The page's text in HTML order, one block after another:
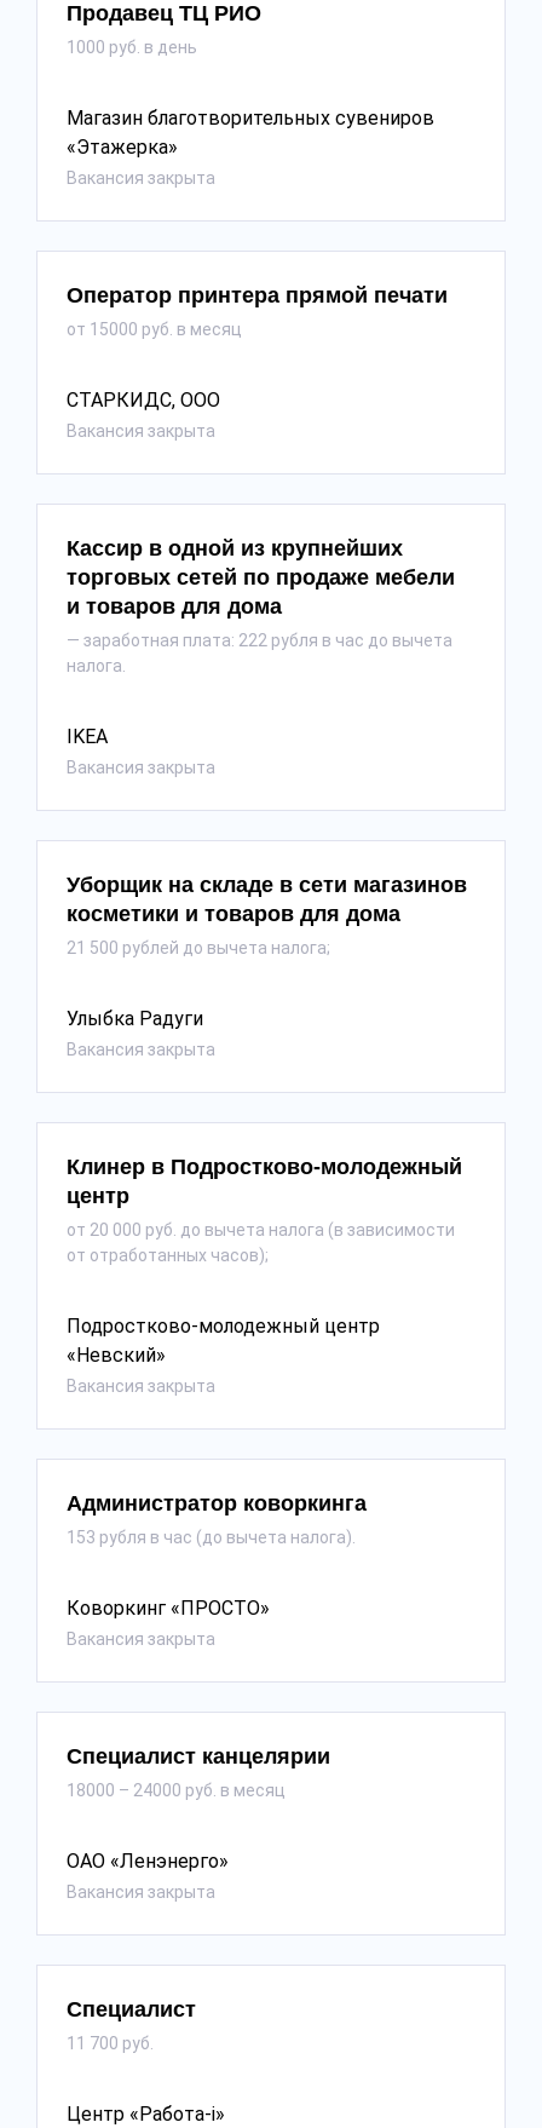
Продавец ТЦ РИО
1000 руб. в день
Магазин благотворительных сувениров
«Этажерка»
Вакансия закрыта
Оператор принтера прямой печати
от 15000 руб. в месяц
СТАРКИДС, ООО
Вакансия закрыта
Кассир в одной из крупнейших
торговых сетей по продаже мебели
и товаров для дома
— заработная плата: 222 рубля в час до вычета
налога.
IKEA
Вакансия закрыта
Уборщик на складе в сети магазинов
косметики и товаров для дома
21 500 рублей до вычета налога;
Улыбка Радуги
Вакансия закрыта
Клинер в Подростково-молодежный
центр
от 20 000 руб. до вычета налога (в зависимости
от отработанных часов);
Подростково-молодежный центр
«Невский»
Вакансия закрыта
Администратор коворкинга
153 рубля в час (до вычета налога).
Коворкинг «ПРОСТО»
Вакансия закрыта
Специалист канцелярии
18000 – 24000 руб. в месяц
ОАО «Ленэнерго»
Вакансия закрыта
Специалист
11 700 руб.
Центр «Работа-i»